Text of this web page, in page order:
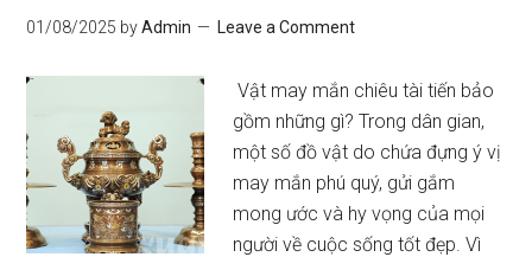
lại
tài
vận
hanh
thông
01/08/2025 byAdmin Leave a Comment
Vật may mắn chiêu tài tiến bảo
gồm những gì? Trong dân gian,
một số đồ vật do chứa đựng ý vị
may mắn phú quý, gửi gắm
mong ước và hy vọng của mọi
người về cuộc sống tốt đẹp. Vì